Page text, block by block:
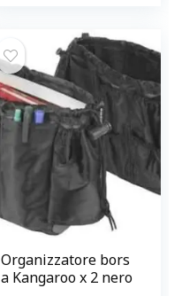
Organizzatore bors
a Kangaroo x 2 nero